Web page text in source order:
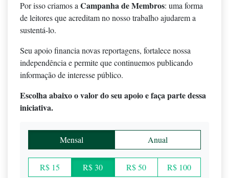
Por isso criamos aCampanha de Membros: uma forma
de leitores que acreditam no nosso trabalho ajudarem a
sustentá-lo.
Seu apoio financia novas reportagens, fortalece nossa
independência e permite que continuemos publicando
informação de interesse público.
Escolha abaixo o valor do seu apoio e faça parte dessa
iniciativa.
Mensal Anual
R$ 15 R$ 30 R$ 50 R$ 100